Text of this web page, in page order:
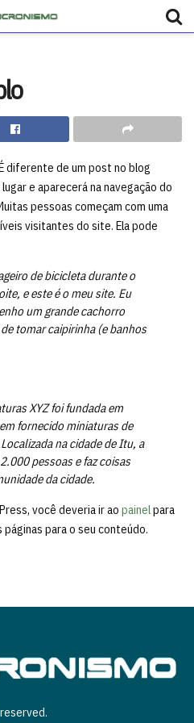
diferente de um post no blog
e aparecerá na navegação do
pessoas começam com uma
visitantes do site. Ela pode
de bicicleta durante o
e este é o meu site. Eu
um grande cachorro
tomar caipirinha (e banhos
XYZ foi fundada em
fornecido miniaturas de
na cidade de Itu, a
pessoas e faz coisas
da cidade.
você deveria ir ao painel para
para o seu conteúdo.